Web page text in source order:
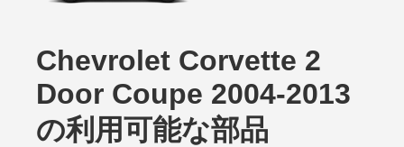
Chevrolet Corvette 2
Door Coupe 2004-2013
の利用可能な部品